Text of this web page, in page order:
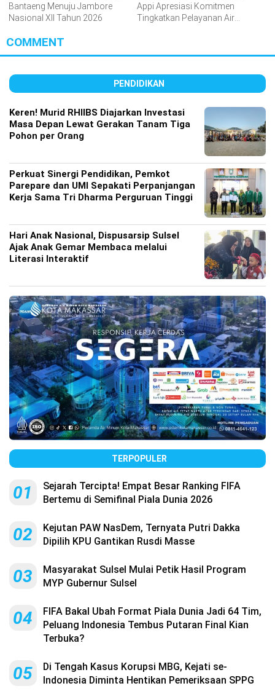
Bantaeng Menuju Jambore
Nasional XII Tahun 2026
Appi Apresiasi Komitmen
Tingkatkan Pelayanan Air
COMMENT
PENDIDIKAN
Keren! Murid RHIIBS Diajarkan Investasi
Masa Depan Lewat Gerakan Tanam Tiga
Pohon per Orang
Perkuat Sinergi Pendidikan, Pemkot
Parepare dan UMI Sepakati Perpanjangan
Kerja Sama Tri Dharma Perguruan Tinggi
Hari Anak Nasional, Dispusarsip Sulsel
Ajak Anak Gemar Membaca melalui
Literasi Interaktif
TERPOPULER
01
Sejarah Tercipta! Empat Besar Ranking FIFA
Bertemu di Semifinal Piala Dunia 2026
02
Kejutan PAW NasDem, Ternyata Putri Dakka
Dipilih KPU Gantikan Rusdi Masse
03
Masyarakat Sulsel Mulai Petik Hasil Program
MYP Gubernur Sulsel
04
FIFA Bakal Ubah Format Piala Dunia Jadi 64 Tim,
Peluang Indonesia Tembus Putaran Final Kian
Terbuka?
05
Di Tengah Kasus Korupsi MBG, Kejati se-
Indonesia Diminta Hentikan Pemeriksaan SPPG